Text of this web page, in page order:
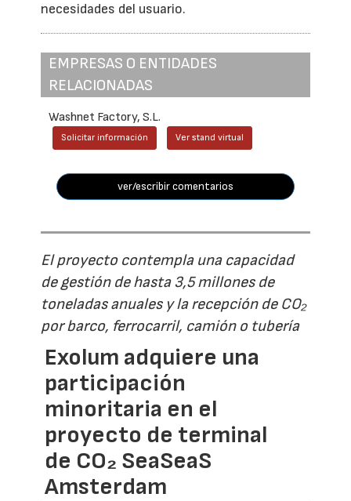
necesidades del usuario.
EMPRESAS O ENTIDADES
RELACIONADAS
Washnet Factory, S.L.
Solicitar información Ver stand virtual
ver/escribir comentarios
El proyecto contempla una capacidad
de gestión de hasta 3,5 millones de
toneladas anuales y la recepción de CO₂
por barco, ferrocarril, camión o tubería
Exolum adquiere una
participación
minoritaria en el
proyecto de terminal
de CO₂ SeaSeaS
Amsterdam